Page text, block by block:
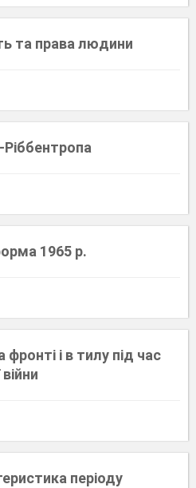
та права людини
1965 р.
і в тилу під час
періоду